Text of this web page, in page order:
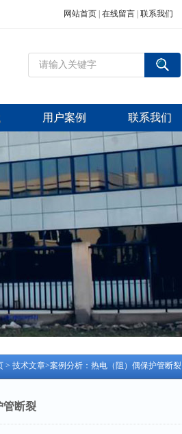
网站首页 在线留言 联系我们
用户案例 联系我们
> 技术文章>案例分析：热电（阻）偶保护管断裂
管断裂